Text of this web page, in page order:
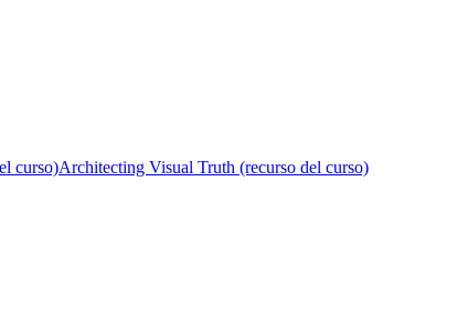
curso)Architecting Visual Truth (recurso del curso)